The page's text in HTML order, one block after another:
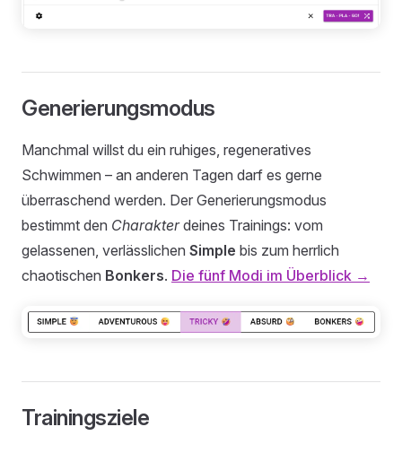
Generierungsmodus
Manchmal willst du ein ruhiges, regeneratives
Schwimmen – an anderen Tagen darf es gerne
überraschend werden. Der Generierungsmodus
bestimmt den Charakterdeines Trainings: vom
gelassenen, verlässlichen Simple bis zum herrlich
chaotischen Bonkers. Die fünf Modi im Überblick →
Trainingsziele